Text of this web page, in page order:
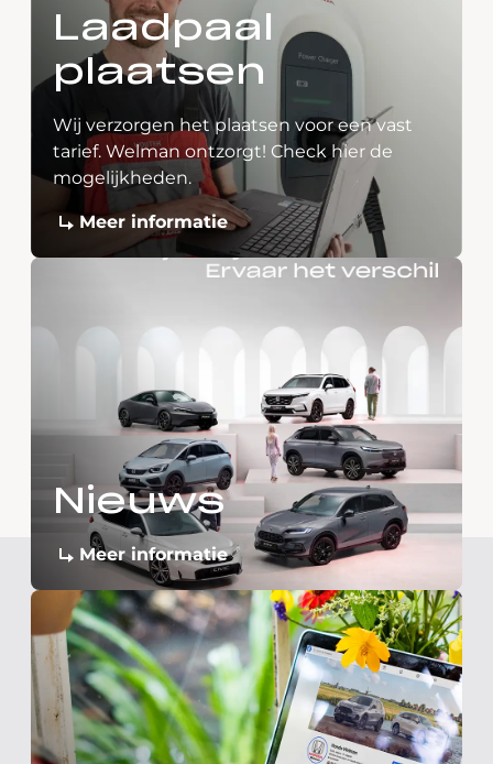
Laadpaal
plaatsen
Wij verzorgen het plaatsen voor een vast
tarief. Welman ontzorgt! Check hier de
mogelijkheden.
Meer informatie
Nieuws
Meer informatie